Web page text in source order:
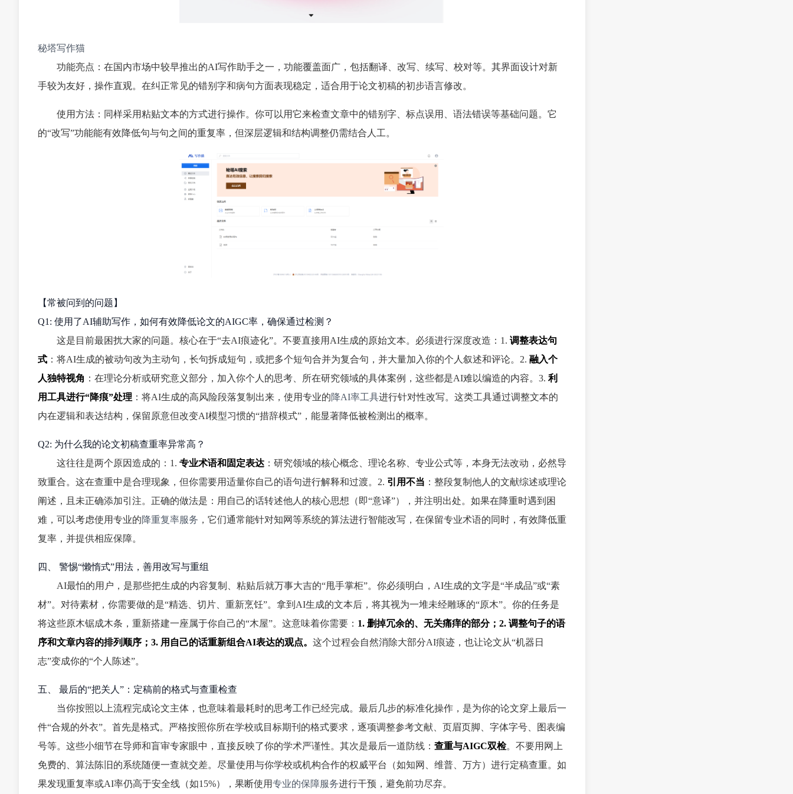
秘塔写作猫
功能亮点：在国内市场中较早推出的AI写作助手之一，功能覆盖面广，包括翻译、改写、续写、校对等。其界面设计对新
手较为友好，操作直观。在纠正常见的错别字和病句方面表现稳定，适合用于论文初稿的初步语言修改。
使用方法：同样采用粘贴文本的方式进行操作。你可以用它来检查文章中的错别字、标点误用、语法错误等基础问题。它
的“改写”功能能有效降低句与句之间的重复率，但深层逻辑和结构调整仍需结合人工。
【常被问到的问题】
Q1: 使用了AI辅助写作，如何有效降低论文的AIGC率，确保通过检测？
这是目前最困扰大家的问题。核心在于“去AI痕迹化”。不要直接用AI生成的原始文本。必须进行深度改造：1. 调整表达句
式 ：将AI生成的被动句改为主动句，长句拆成短句，或把多个短句合并为复合句，并大量加入你的个人叙述和评论。2. 融入个
人独特视角 ：在理论分析或研究意义部分，加入你个人的思考、所在研究领域的具体案例，这些都是AI难以编造的内容。3. 利
用工具进行“降痕”处理 ：将AI生成的高风险段落复制出来，使用专业的降AI率工具进行针对性改写。这类工具通过调整文本的
内在逻辑和表达结构，保留原意但改变AI模型习惯的“措辞模式”，能显著降低被检测出的概率。
Q2: 为什么我的论文初稿查重率异常高？
这往往是两个原因造成的：1. 专业术语和固定表达 ：研究领域的核心概念、理论名称、专业公式等，本身无法改动，必然导
致重合。这在查重中是合理现象，但你需要用适量你自己的语句进行解释和过渡。2. 引用不当 ：整段复制他人的文献综述或理论
阐述，且未正确添加引注。正确的做法是：用自己的话转述他人的核心思想（即“意译”），并注明出处。如果在降重时遇到困
难，可以考虑使用专业的降重复率服务 ，它们通常能针对知网等系统的算法进行智能改写，在保留专业术语的同时，有效降低重
复率，并提供相应保障。
四、 警惕“懒惰式”用法，善用改写与重组
AI最怕的用户，是那些把生成的内容复制、粘贴后就万事大吉的“甩手掌柜”。你必须明白，AI生成的文字是“半成品”或“素
材”。对待素材，你需要做的是“精选、切片、重新烹饪”。拿到AI生成的文本后，将其视为一堆未经雕琢的“原木”。你的任务是
将这些原木锯成木条，重新搭建一座属于你自己的“木屋”。这意味着你需要： 1. 删掉冗余的、无关痛痒的部分；2. 调整句子的语
序和文章内容的排列顺序；3. 用自己的话重新组合AI表达的观点。 这个过程会自然消除大部分AI痕迹，也让论文从“机器日
志”变成你的“个人陈述”。
五、 最后的“把关人”：定稿前的格式与查重检查
当你按照以上流程完成论文主体，也意味着最耗时的思考工作已经完成。最后几步的标准化操作，是为你的论文穿上最后一
件“合规的外衣”。首先是格式。严格按照你所在学校或目标期刊的格式要求，逐项调整参考文献、页眉页脚、字体字号、图表编
号等。这些小细节在导师和盲审专家眼中，直接反映了你的学术严谨性。其次是最后一道防线： 查重与AIGC双检。不要用网上
免费的、算法陈旧的系统随便一查就交差。尽量使用与你学校或机构合作的权威平台（如知网、维普、万方）进行定稿查重。如
果发现重复率或AI率仍高于安全线（如15%），果断使用专业的保障服务进行干预，避免前功尽弃。